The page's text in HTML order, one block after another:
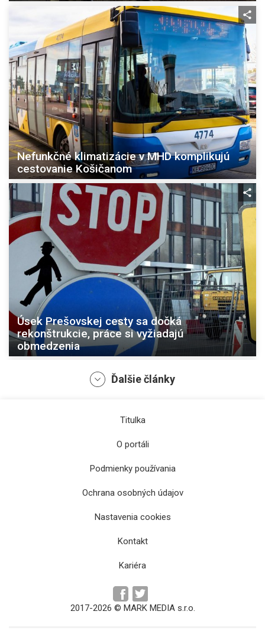
Nefunkčné klimatizácie v MHD komplikujú
cestovanie Košičanom
Úsek Prešovskej cesty sa dočká
rekonštrukcie, práce si vyžiadajú
obmedzenia
Vodičov na Severe čakajú dopravné
Ďalšie články
Titulka
O portáli
Podmienky používania
Ochrana osobných údajov
Nastavenia cookies
Kontakt
Kariéra
2017-2026 © MARK MEDIA s.r.o.